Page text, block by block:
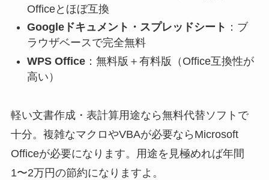
Officeとほぼ互換
Googleドキュメント・スプレッドシート ：ブ
ラウザベースで完全無料
WPS Office：無料版＋有料版（Office互換性が
高い）
軽い文書作成・表計算用途なら無料代替ソフトで
十分。複雑なマクロやVBAが必要ならMicrosoft
Officeが必要になります。用途を見極めれば年間
1〜2万円の節約になりますよ。